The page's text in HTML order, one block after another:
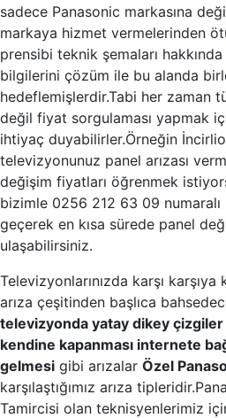
sadece Panasonic markasına
markaya hizmet vermelerinden
prensibi teknik şemaları
bilgilerini çözüm ile bu alanda
hedeflemişlerdir.Tabi her zaman
değil fiyat sorgulaması yapmak
ihtiyaç duyabilirler.Örneğin
televizyonunuz panel arızası
değişim fiyatları öğrenmek
bizimle 0256 212 63 09 numaralı
geçerek en kısa sürede panel
ulaşabilirsiniz.
Televizyonlarınızda karşı
arıza çeşitinden başlıca
televizyonda yatay dikey
kendine kapanması internete
gelmesi gibi arızalar Özel
karşılaştığımız arıza
Tamircisi olan teknisyenlerimiz